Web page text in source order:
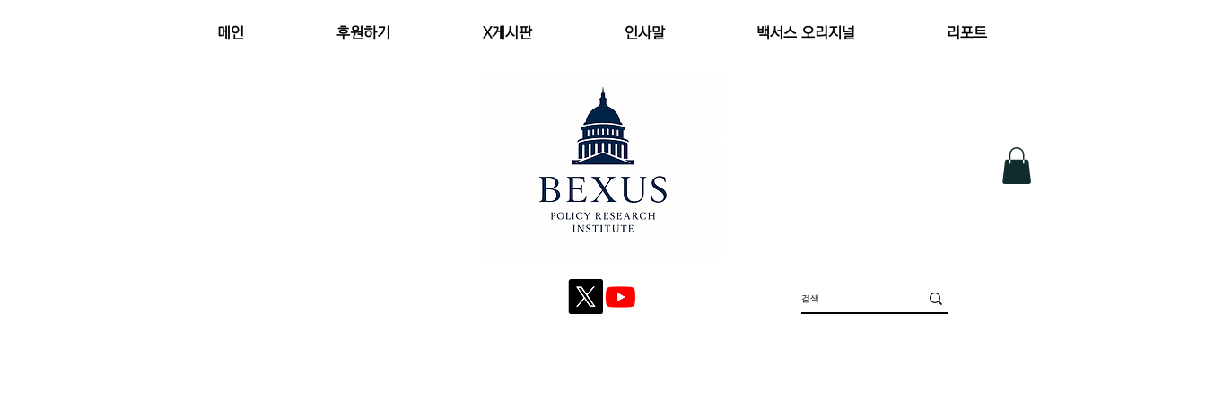
메인 후원하기 X게시판 인사말 백서스 오리지널 리포트